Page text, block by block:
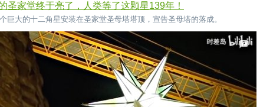
圣家堂终于亮了，人类等了这颗星139年！
巨大的十二角星安装在圣家堂圣母塔塔顶，宣告圣母塔的落成。